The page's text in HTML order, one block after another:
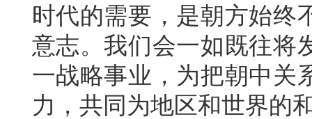
时代的需要，是朝方始终
意志。我们会一如既往将
一战略事业，为把朝中关
力，共同为地区和世界的